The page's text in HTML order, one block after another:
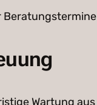
Wartung